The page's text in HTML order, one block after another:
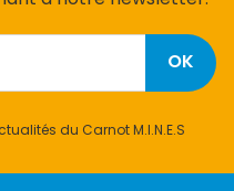
OK
du Carnot M.I.N.E.S